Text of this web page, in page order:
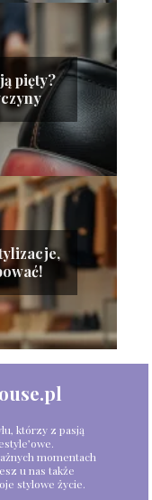
pięty?
którzy z pasją
momentach
u nas także
stylowe życie.